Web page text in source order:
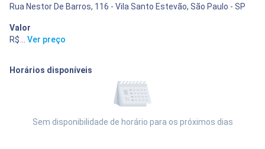
Rua Nestor De Barros, 116 - Vila Santo Estevão, São Paulo - SP
Valor
R$ 400,00
Ver preço
Horários disponíveis
Sem disponibilidade de horário para os próximos dias